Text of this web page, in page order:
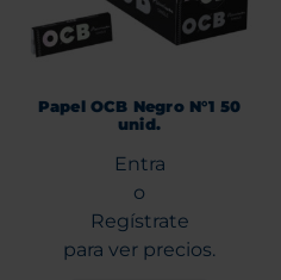
Papel OCB Negro N°1 50
unid.
Entra
o
Regístrate
para ver precios.